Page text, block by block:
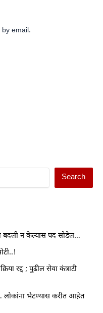
email.
Search
बदली न केल्यास पद सोडेल…
रद्द ; पुढील सेवा कंत्राटी
लोकांना भेटण्यास करीत आहेत